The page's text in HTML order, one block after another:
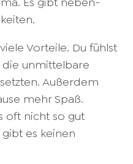
Vorteile. Du fühlst
unmittelbare
Außerdem
mehr Spaß.
oft nicht so gut
es keinen